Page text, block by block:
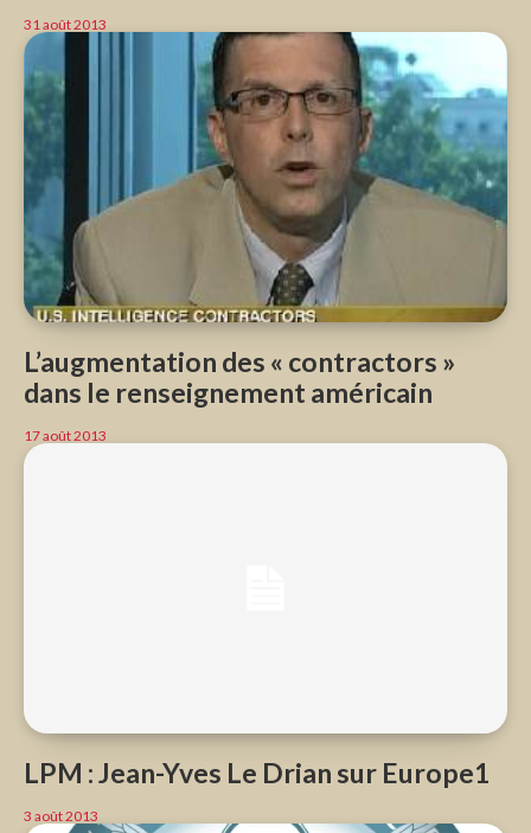
31 août 2013
L’augmentation des « contractors »
dans le renseignement américain
17 août 2013
LPM : Jean-Yves Le Drian sur Europe1
3 août 2013